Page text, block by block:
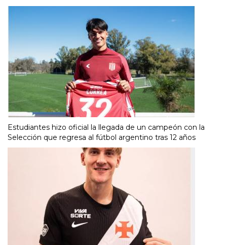
Estudiantes hizo oficial la llegada de un campeón con la
Selección que regresa al fútbol argentino tras 12 años